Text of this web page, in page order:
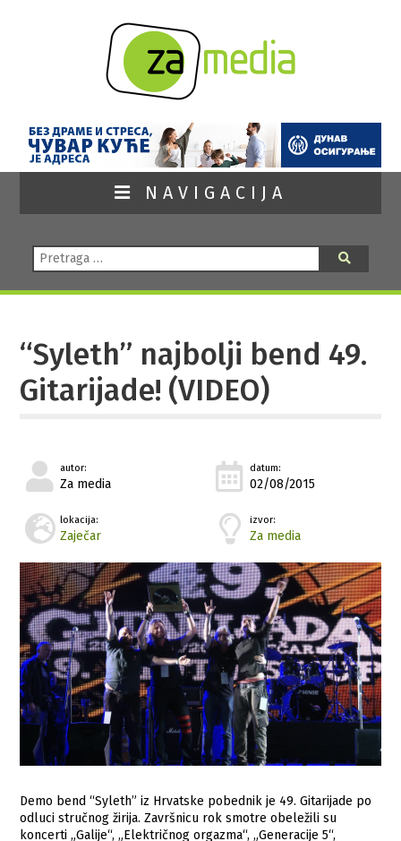
NAVIGACIJA
Pretraga:
“Syleth” najbolji bend 49.
Gitarijade! (VIDEO)
autor:
Za media
datum:
02/08/2015
lokacija:
Zaječar
izvor:
Za media
Demo bend “Syleth” iz Hrvatske pobednik je 49. Gitarijade po
odluci stručnog žirija. Završnicu rok smotre obeležili su
koncerti „Galije“, „Električnog orgazma“, „Generacije 5“,